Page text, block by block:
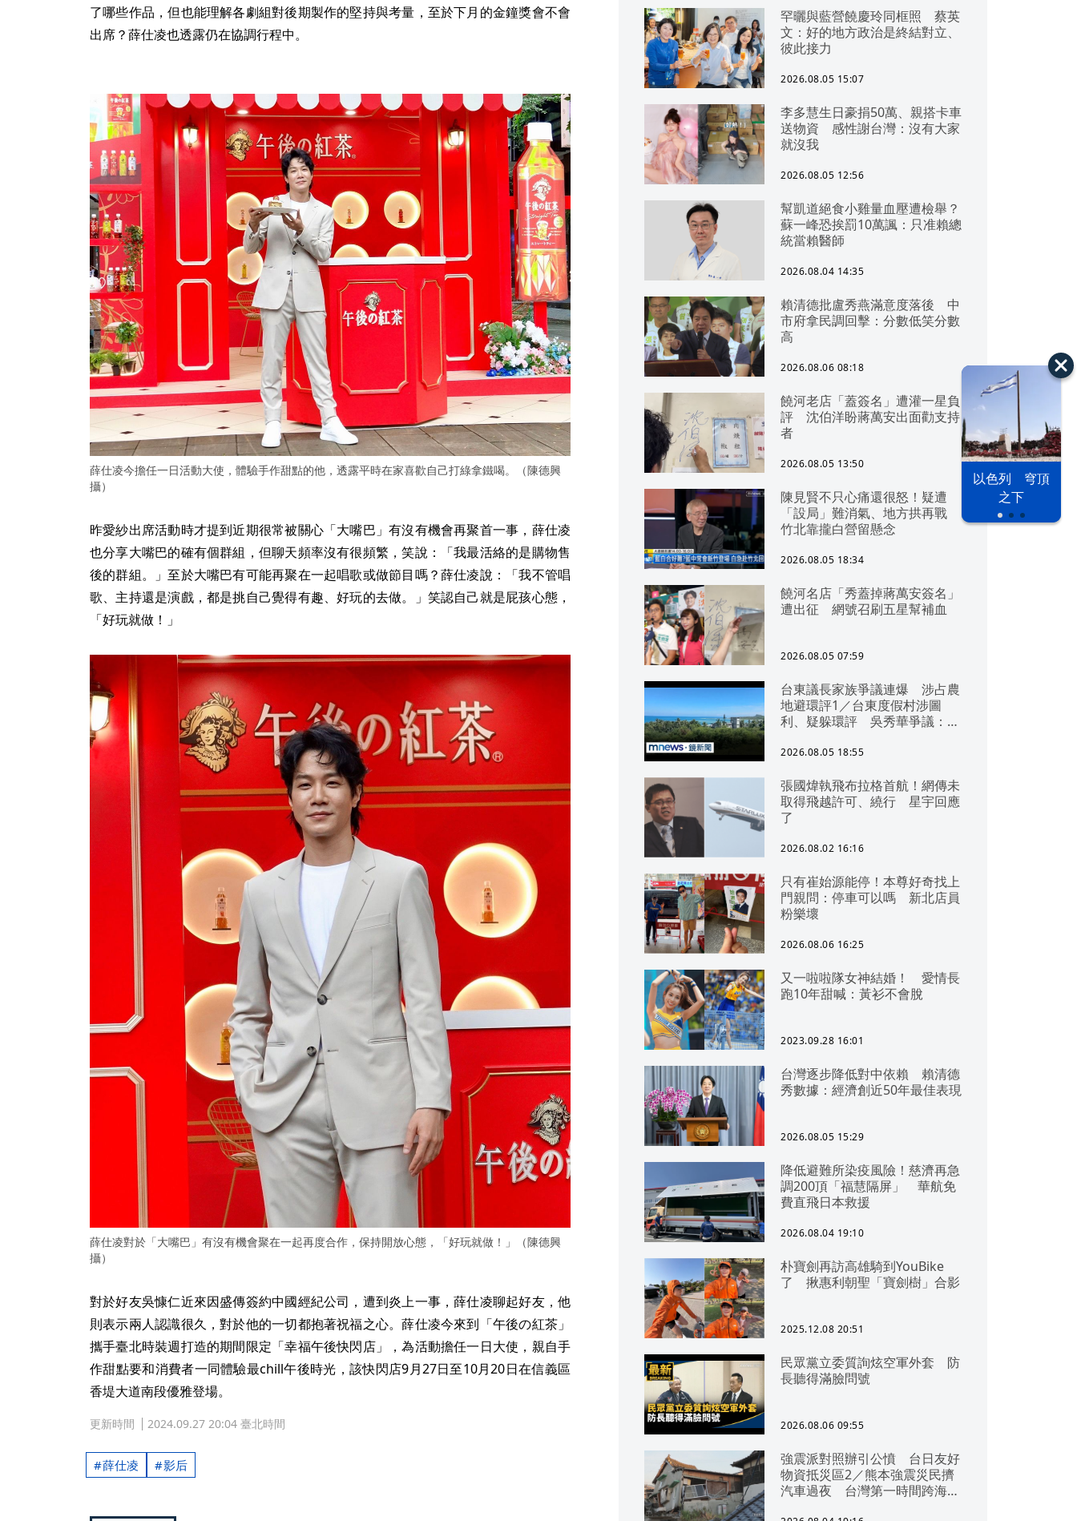
以色列 穹頂
之下
了哪些作品，但也能理解各劇組對後期製作的堅持與考量，至於下月的金鐘獎會不會
出席？薛仕凌也透露仍在協調行程中。
薛仕凌今擔任一日活動大使，體驗手作甜點的他，透露平時在家喜歡自己打綠拿鐵喝。（陳德興
攝）
昨愛紗出席活動時才提到近期很常被關心「大嘴巴」有沒有機會再聚首一事，薛仕凌
也分享大嘴巴的確有個群組，但聊天頻率沒有很頻繁，笑說：「我最活絡的是購物售
後的群組。」至於大嘴巴有可能再聚在一起唱歌或做節目嗎？薛仕凌說：「我不管唱
歌、主持還是演戲，都是挑自己覺得有趣、好玩的去做。」笑認自己就是屁孩心態，
「好玩就做！」
薛仕凌對於「大嘴巴」有沒有機會聚在一起再度合作，保持開放心態，「好玩就做！」（陳德興
攝）
對於好友吳慷仁近來因盛傳簽約中國經紀公司，遭到炎上一事，薛仕凌聊起好友，他
則表示兩人認識很久，對於他的一切都抱著祝福之心。薛仕凌今來到「午後の紅茶」
攜手臺北時裝週打造的期間限定「幸福午後快閃店」，為活動擔任一日大使，親自手
作甜點要和消費者一同體驗最chill午後時光，該快閃店9月27日至10月20日在信義區
香堤大道南段優雅登場。
更新時間 2024.09.27 20:04 臺北時間
薛仕凌 影后
罕曬與藍營饒慶玲同框照 蔡英
文：好的地方政治是終結對立、
彼此接力
2026.08.05 15:07
李多慧生日豪捐50萬、親搭卡車
送物資 感性謝台灣：沒有大家
就沒我
2026.08.05 12:56
幫凱道絕食小雞量血壓遭檢舉？
蘇一峰恐挨罰10萬諷：只准賴總
統當賴醫師
2026.08.04 14:35
賴清德批盧秀燕滿意度落後 中
市府拿民調回擊：分數低笑分數
高
2026.08.06 08:18
饒河老店「蓋簽名」遭灌一星負
評 沈伯洋盼蔣萬安出面勸支持
者
2026.08.05 13:50
陳見賢不只心痛還很怒！疑遭
「設局」難消氣、地方拱再戰
竹北靠攏白營留懸念
2026.08.05 18:34
饒河名店「秀蓋掉蔣萬安簽名」
遭出征 網號召刷五星幫補血
2026.08.05 07:59
台東議長家族爭議連爆 涉占農
地避環評1／台東度假村涉圖
利、疑躲環評 吳秀華爭議：概
2026.08.05 18:55
張國煒執飛布拉格首航！網傳未
取得飛越許可、繞行 星宇回應
了
2026.08.02 16:16
只有崔始源能停！本尊好奇找上
門親問：停車可以嗎 新北店員
粉樂壞
2026.08.06 16:25
又一啦啦隊女神結婚！ 愛情長
跑10年甜喊：黃衫不會脫
2023.09.28 16:01
台灣逐步降低對中依賴 賴清德
秀數據：經濟創近50年最佳表現
2026.08.05 15:29
降低避難所染疫風險！慈濟再急
調200頂「福慧隔屏」 華航免
費直飛日本救援
2026.08.04 19:10
朴寶劍再訪高雄騎到YouBike
了 揪惠利朝聖「寶劍樹」合影
2025.12.08 20:51
民眾黨立委質詢炫空軍外套 防
長聽得滿臉問號
2026.08.06 09:55
強震派對照辦引公憤 台日友好
物資抵災區2／熊本強震災民擠
汽車過夜 台灣第一時間跨海急